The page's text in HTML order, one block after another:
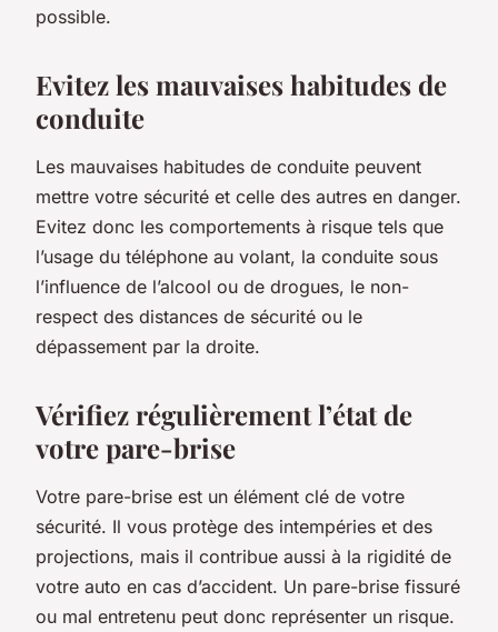
possible.
Evitez les mauvaises habitudes de
conduite
Les mauvaises habitudes de conduite peuvent
mettre votre sécurité et celle des autres en danger.
Evitez donc les comportements à risque tels que
l’usage du téléphone au volant, la conduite sous
l’influence de l’alcool ou de drogues, le non-
respect des distances de sécurité ou le
dépassement par la droite.
Vérifiez régulièrement l’état de
votre pare-brise
Votre pare-brise est un élément clé de votre
sécurité. Il vous protège des intempéries et des
projections, mais il contribue aussi à la rigidité de
votre auto en cas d’accident. Un pare-brise fissuré
ou mal entretenu peut donc représenter un risque.